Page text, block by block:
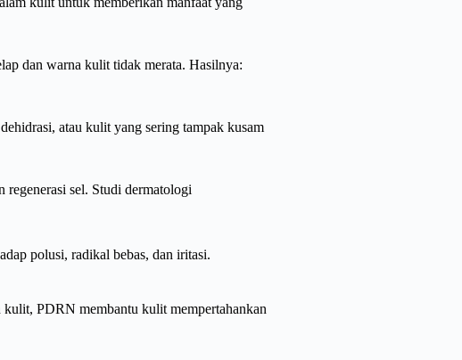
dan warna kulit tidak merata. Hasilnya:
atau kulit yang sering tampak kusam
sel. Studi dermatologi
polusi, radikal bebas, dan iritasi.
PDRN membantu kulit mempertahankan